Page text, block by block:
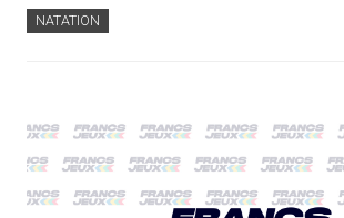
NATATION